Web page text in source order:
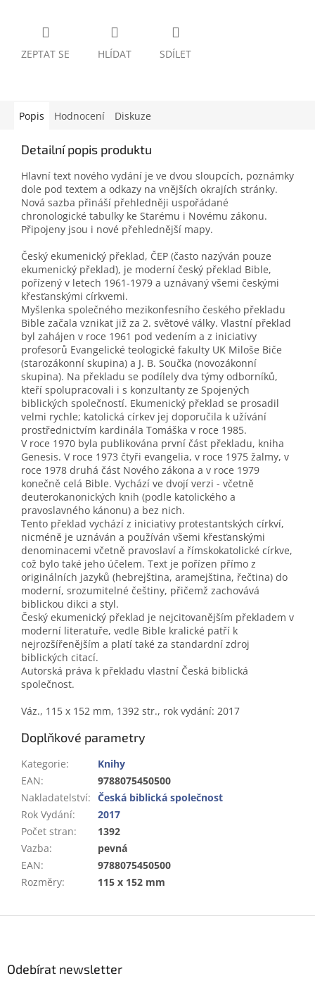
ZEPTAT SE HLÍDAT SDÍLET
Popis Hodnocení Diskuze
Detailní popis produktu
Hlavní text nového vydání je ve dvou sloupcích, poznámky
dole pod textem a odkazy na vnějších okrajích stránky.
Nová sazba přináší přehledněji uspořádané
chronologické tabulky ke Starému i Novému zákonu.
Připojeny jsou i nové přehlednější mapy.
Český ekumenický překlad, ČEP (často nazýván pouze
ekumenický překlad), je moderní český překlad Bible,
pořízený v letech 1961-1979 a uznávaný všemi českými
křesťanskými církvemi.
Myšlenka společného mezikonfesního českého překladu
Bible začala vznikat již za 2. světové války. Vlastní překlad
byl zahájen v roce 1961 pod vedením a z iniciativy
profesorů Evangelické teologické fakulty UK Miloše Biče
(starozákonní skupina) a J. B. Součka (novozákonní
skupina). Na překladu se podílely dva týmy odborníků,
kteří spolupracovali i s konzultanty ze Spojených
biblických společností. Ekumenický překlad se prosadil
velmi rychle; katolická církev jej doporučila k užívání
prostřednictvím kardinála Tomáška v roce 1985.
V roce 1970 byla publikována první část překladu, kniha
Genesis. V roce 1973 čtyři evangelia, v roce 1975 žalmy, v
roce 1978 druhá část Nového zákona a v roce 1979
konečně celá Bible. Vychází ve dvojí verzi - včetně
deuterokanonických knih (podle katolického a
pravoslavného kánonu) a bez nich.
Tento překlad vychází z iniciativy protestantských církví,
nicméně je uznáván a používán všemi křesťanskými
denominacemi včetně pravoslaví a římskokatolické církve,
což bylo také jeho účelem. Text je pořízen přímo z
originálních jazyků (hebrejština, aramejština, řečtina) do
moderní, srozumitelné češtiny, přičemž zachovává
biblickou dikci a styl.
Český ekumenický překlad je nejcitovanějším překladem v
moderní literatuře, vedle Bible kralické patří k
nejrozšířenějším a platí také za standardní zdroj
biblických citací.
Autorská práva k překladu vlastní Česká biblická
společnost.
Váz., 115 x 152 mm, 1392 str., rok vydání: 2017
Doplňkové parametry
Kategorie:
Knihy
EAN:
9788075450500
Nakladatelství: Česká biblická společnost
Rok Vydání:
2017
Počet stran:
1392
Vazba:
pevná
EAN:
9788075450500
Rozměry: 115 x 152 mm
Odebírat newsletter